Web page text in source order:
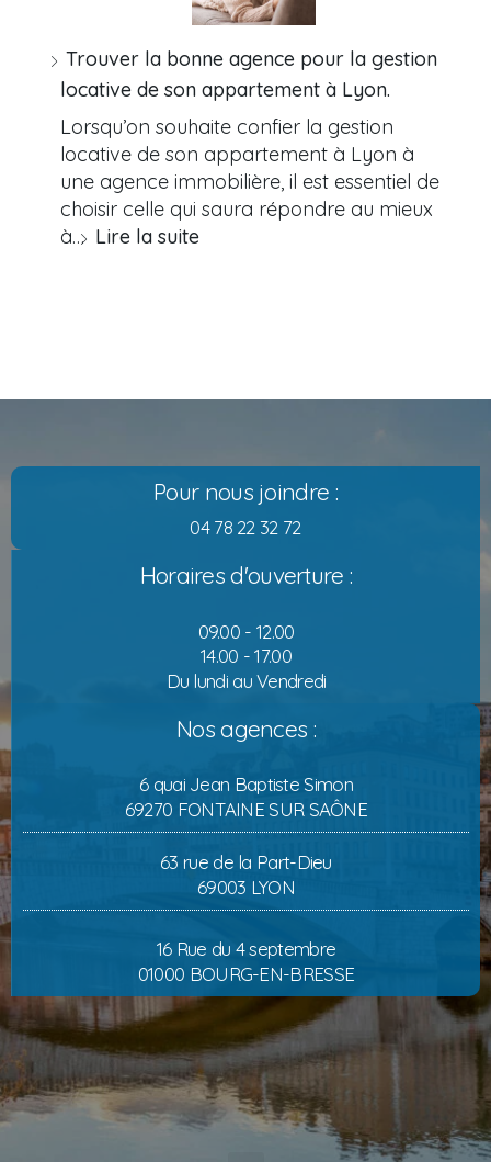
Trouver la bonne agence pour la gestion
locative de son appartement à Lyon.
Lorsqu’on souhaite confier la gestion
locative de son appartement à Lyon à
une agence immobilière, il est essentiel de
choisir celle qui saura répondre au mieux
à… Lire la suite
Pour nous joindre :
04 78 22 32 72
Horaires d'ouverture :
09.00 - 12.00
14.00 - 17.00
Du lundi au Vendredi
Nos agences :
6 quai Jean Baptiste Simon
69270 FONTAINE SUR SAÔNE
63 rue de la Part-Dieu
69003 LYON
16 Rue du 4 septembre
01000 BOURG-EN-BRESSE